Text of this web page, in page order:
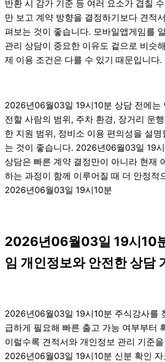
반환 시 감가 기준 등 여러 요소가 겹칠
만 보고 계약 방향을 결정하기보다 견적
펴보는 것이 좋습니다. 모바일앱게임를
관리 상담이 중요한 이유도 겉으로 비슷
제 이용 조건은 다를 수 있기 때문입니다.
2026년06월03일 19시10분 상담 전에는
전할 사람의 범위, 주차 환경, 장거리 운
한 지원 범위, 정비소 이용 편의성을 설
는 것이 좋습니다. 2026년06월03일 19
상담은 빠른 계약 결정만이 아니라 현재
하는 과정이 함께 이루어질 때 더 안정적
2026년06월03일 19시10분
2026년06월03일 19시10
임 개인정보와 안전한 상담
2026년06월03일 19시10분 주식강사를
급하게 필요해 빠른 출고 가능 여부부터
이럴수록 견적서와 개인정보 관리 기준
2026년06월03일 19시10분 신분 확인